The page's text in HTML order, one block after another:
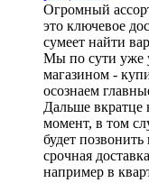
Огромный
это ключевое
сумеет найти
Мы по сути уже
магазином -
осознаем
Дальше вкратце
момент, в том
будет
срочная
например в